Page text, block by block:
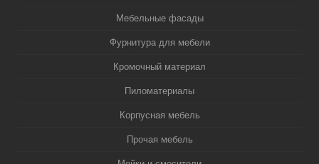
Мебельные фасады
Фурнитура для мебели
Кромочный материал
Пиломатериалы
Корпусная мебель
Прочая мебель